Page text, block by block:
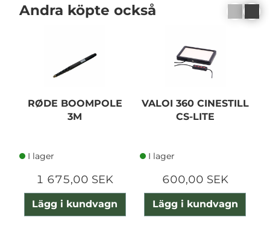
Andra köpte också
RØDE BOOMPOLE
3M
I lager
1 675,00 SEK
Lägg i kundvagn
VALOI 360 CINESTILL
CS-LITE
I lager
600,00 SEK
Lägg i kundvagn